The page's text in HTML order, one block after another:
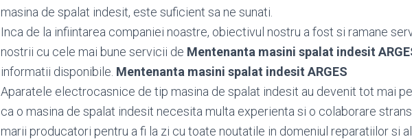
masina de spalat indesit, este suficient sa ne sunati.
Inca de la infiintarea companiei noastre, obiectivul nostru a fost si ramane
nostrii cu cele mai bune servicii de Mentenanta masini spalat indesit
informatii disponibile. Mentenanta masini spalat indesit ARGES
Aparatele electrocasnice de tip masina de spalat indesit au devenit tot mai
ca o masina de spalat indesit necesita multa experienta si o colaborare
marii producatori pentru a fi la zi cu toate noutatile in domeniul reparatiilor si